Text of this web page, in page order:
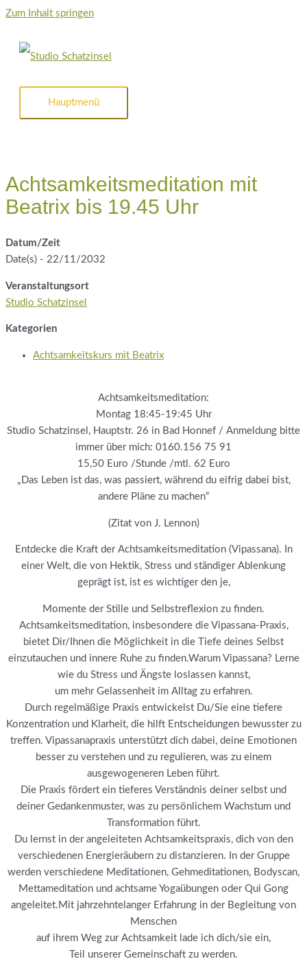
Zum Inhalt springen
Hauptmenü
Achtsamkeitsmeditation mit
Beatrix bis 19.45 Uhr
Datum/Zeit
Date(s) - 22/11/2032
Veranstaltungsort
Studio Schatzinsel
Kategorien
Achtsamkeitskurs mit Beatrix
Achtsamkeitsmeditation:
Montag 18:45-19:45 Uhr
Studio Schatzinsel, Hauptstr. 26 in Bad Honnef / Anmeldung bitte
immer über mich: 0160.156 75 91
15,50 Euro /Stunde /mtl. 62 Euro
„Das Leben ist das, was passiert, während du eifrig dabei bist,
andere Pläne zu machen“
(Zitat von J. Lennon)
Entdecke die Kraft der Achtsamkeitsmeditation (Vipassana). In
einer Welt, die von Hektik, Stress und ständiger Ablenkung
geprägt ist, ist es wichtiger den je,
Momente der Stille und Selbstreflexion zu finden.
Achtsamkeitsmeditation, insbesondere die Vipassana-Praxis,
bietet Dir/Ihnen die Möglichkeit in die Tiefe deines Selbst
einzutauchen und innere Ruhe zu finden.Warum Vipassana? Lerne
wie du Stress und Ängste loslassen kannst,
um mehr Gelassenheit im Alltag zu erfahren.
Durch regelmäßige Praxis entwickelst Du/Sie eine tiefere
Konzentration und Klarheit, die hilft Entscheidungen bewusster zu
treffen. Vipassanapraxis unterstützt dich dabei, deine Emotionen
besser zu verstehen und zu regulieren, was zu einem
ausgewogeneren Leben führt.
Die Praxis fördert ein tieferes Verständnis deiner selbst und
deiner Gedankenmuster, was zu persönlichem Wachstum und
Transformation führt.
Du lernst in der angeleiteten Achtsamkeitspraxis, dich von den
verschiedenen Energieräubern zu distanzieren. In der Gruppe
werden verschiedene Meditationen, Gehmeditationen, Bodyscan,
Mettameditation und achtsame Yogaübungen oder Qui Gong
angeleitet.Mit jahrzehntelanger Erfahrung in der Begleitung von
Menschen
auf ihrem Weg zur Achtsamkeit lade ich dich/sie ein,
Teil unserer Gemeinschaft zu werden.